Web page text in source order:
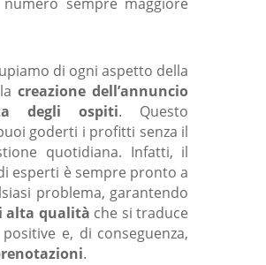
di ogni aspetto della
creazione dell’annuncio
degli ospiti. Questo
goderti i profitti senza il
quotidiana. Infatti, il
esperti è sempre pronto a
problema, garantendo
alta qualità che si traduce
e, di conseguenza,
.